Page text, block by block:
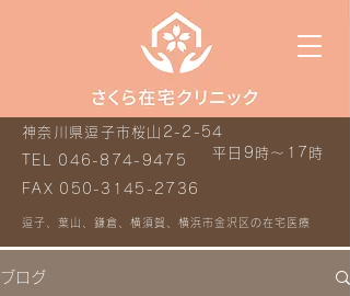
平日9時～17時
神奈川県逗子市桜山2-2-54
TEL 046-874-9475
FAX 050-3145-2736
逗子、葉山、鎌倉、横須賀、横浜市金沢区の在宅医療
ブログ